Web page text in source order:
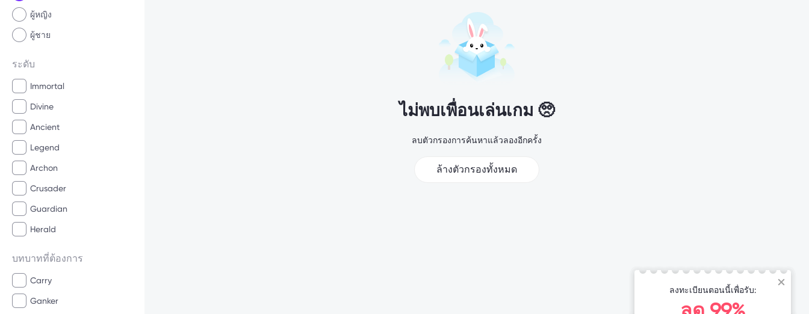
ผู้หญิง
ผู้ชาย
ระดับ
Immortal
Divine
Ancient
Legend
Archon
Crusader
Guardian
Herald
บทบาทที่ต้องการ
Carry
Ganker
ไม่พบเพื่อนเล่นเกม 🥺
ลบตัวกรองการค้นหาแล้วลองอีกครั้ง
ล้างตัวกรองทั้งหมด
ลงทะเบียนตอนนี้เพื่อรับ: